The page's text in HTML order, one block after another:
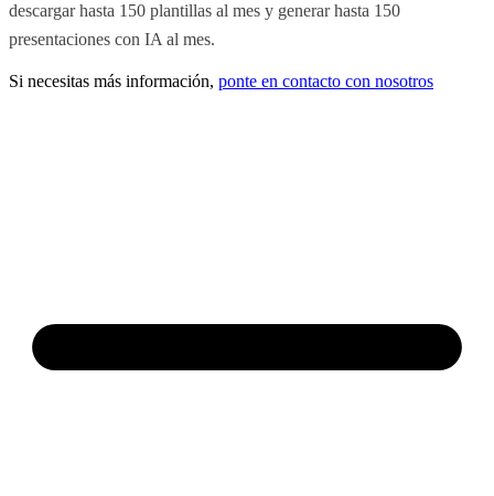
descargar hasta 150 plantillas al mes y generar hasta 150
presentaciones con IA al mes.
Si necesitas más información, ponte en contacto con nosotros